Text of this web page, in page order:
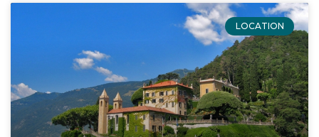
LOCATION